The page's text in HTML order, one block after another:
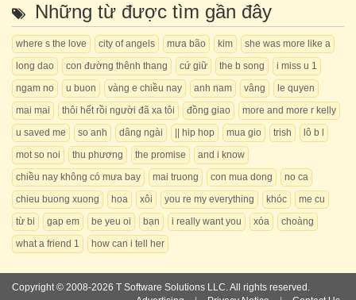
Những từ được tìm gần đây
where s the love city of angels mưa bão kim
she was more like a
long dao
con đường thênh thang cứ giữ the b song
i miss u 1
ngam no
u buon vàng e chiều nay anh nam vâng
le quyen
mai mai
thôi hết rồi người đã xa tôi đồng giao
more and more r kelly
u saved me
so anh dâng ngài || hip hop mua gio trish
lô b l
mot so noi
thu phương the promise
and i know
chiều nay không có mưa bay
mai truong con mua dong
no ca
chieu buong xuong
hoa xôi you re my everything khóc
me cu
từ bi
gap em be yeu oi bạn i really want you xóa
choàng
what a friend 1
how can i tell her
Copyright © 2008-2026 T Software Solutions LLC. All rights reserved.